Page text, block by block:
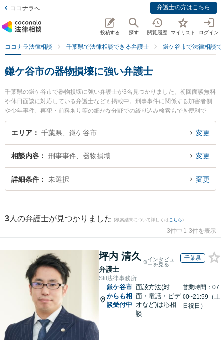
ココナラへ 弁護士の方はこちら
投稿する 探す 閲覧履歴 マイリスト ログイン
ココナラ法律相談 千葉県で法律相談できる弁護士 鎌ケ谷市で法律相談
鎌ケ谷市の器物損壊に強い弁護士
千葉県の鎌ケ谷市で器物損壊に強い弁護士が3名見つかりました。初回面談無料
や休日面談に対応している弁護士なども掲載中。刑事事件に関係する加害者側
や少年事件、再犯・前科あり等の細かな分野での絞り込み検索もでき便利で
す。特にかまがや総合法律事務所の奧村 裕子弁護士やかまがや総合法律事務所
の新川 雄斗弁護士、かまがや総合法律事務所の塚谷 祐貴弁護士のプロフィール
ラブル解決の実績豊富な近くの弁護士を検索したい』『初回相談無料で器物損
壊を法律相談できる鎌ケ谷市内の弁護士に相談予約したい』などでお困りの相
談者さんにおすすめです。
エリア 千葉県、鎌ケ谷市 変更
相談内容 刑事事件、器物損壊 変更
詳細条件 未選択 変更
3 人の弁護士が見つかりました (検索結果について詳しくは こちら)
3件中 1-3件を表示
坪内 清久
弁護士
インタビュ
ーを見る
千葉県
Sfil法律事務所
鎌ケ谷市
からも相
談受付中
面談方法(対
面・電話・ビデ
オなど)は応相
談
営業時間：07:
00~21:59（土
日祝日）